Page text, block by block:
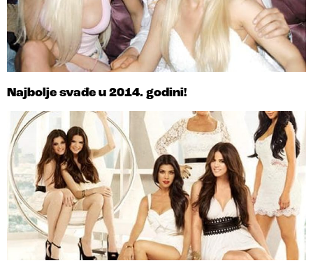
Najbolje svađe u 2014. godini!